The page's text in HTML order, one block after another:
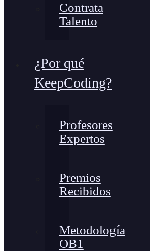
Contrata
Talento
¿Por qué
KeepCoding?
Profesores
Expertos
Premios
Recibidos
Metodología
OB1